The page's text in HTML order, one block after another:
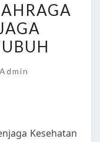
Admin
Kesehatan